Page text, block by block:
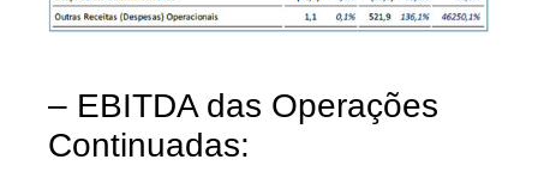
– EBITDA das Operações
Continuadas: